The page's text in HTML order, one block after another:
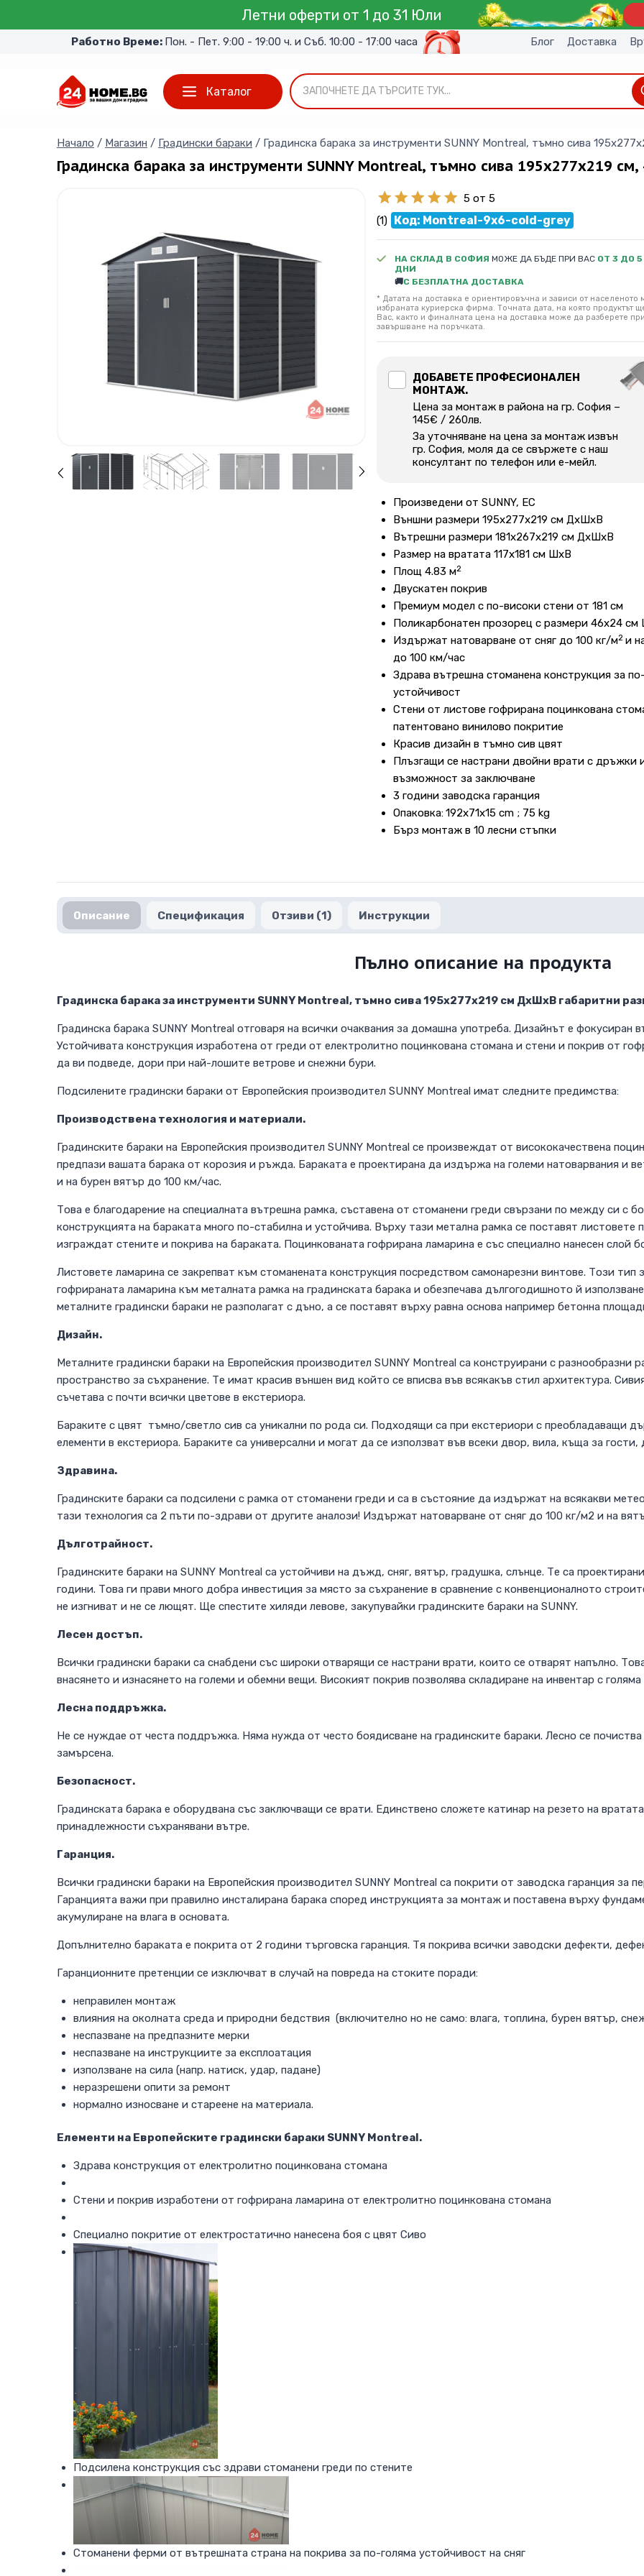
Летни оферти от 1 до 31 Юли
Блог Доставка
Работно Време: Пон. - Пет. 9:00 - 19:00 ч. и Съб. 10:00 - 17:00 часа
Каталог ЗАПОЧНЕТЕ ДА ТЪРСИТЕ ТУК...
Градинска барака за инструменти SUNNY Montreal, тъмно сива 195x277x219 см,
Начало / Магазин / Градински бараки / Градинска барака за инструменти SUNNY Montreal, тъмно сива
5 от 5
(1)
Код: Montreal-9x6-cold-grey
НА СКЛАД В СОФИЯ МОЖЕ ДА БЪДЕ ПРИ ВАС ОТ 3 ДО
ДНИ
🚚С БЕЗПЛАТНА ДОСТАВКА
* Датата на доставка е ориентировъчна и зависи от населеното
избраната куриерска фирма. Точната дата, на която продуктът
Вас, както и финалната цена на доставка може да разберете при
завършване на поръчката.
ДОБАВЕТЕ ПРОФЕСИОНАЛЕН
МОНТАЖ.
Цена за монтаж в района на гр. София –
145€ / 260лв.
За уточняване на цена за монтаж извън
гр. София, моля да се свържете с наш
консултант по телефон или е-мейл.
Произведени от SUNNY, ЕС
Външни размери 195x277x219 см ДхШхВ
Вътрешни размери 181х267х219 см ДхШхВ
Размер на вратата 117х181 см ШхВ
Площ 4.83 м2
Двускатен покрив
Премиум модел с по-високи стени от 181 см
Поликарбонатен прозорец с размери 46х24 см
Издържат натоварване от сняг до 100 кг/м2 и
до 100 км/час
Здрава вътрешна стоманена конструкция за
устойчивост
Стени от листове гофрирана поцинкована
патентовано винилово покритие
Красив дизайн в тъмно сив цвят
Плъзгащи се настрани двойни врати с дръжки
възможност за заключване
3 години заводска гаранция
Опаковка:192x71x15 cm ; 75 kg
Бърз монтаж в 10 лесни стъпки
Описание Спецификация Отзиви (1) Инструкции
Пълно описание на продукта
Градинска барака за инструменти SUNNY Montreal, тъмно сива 195x277x219 см ДхШхВ габаритни
Градинска барака SUNNY Montreal отговаря на всички очаквания за домашна употреба. Дизайнът е фокусиран
Устойчивата конструкция изработена от греди от електролитно поцинкована стомана и стени и покрив от
да ви подведе, дори при най-лошите ветрове и снежни бури.
Подсилените градински бараки от Европейския производител SUNNY Montreal имат следните предимства:
Производствена технология и материали.
Градинските бараки на Европейския производител SUNNY Montreal се произвеждат от висококачествена
предпази вашата барака от корозия и ръжда. Бараката е проектирана да издържа на големи натоварвания и
и на бурен вятър до 100 км/час.
Това е благодарение на специалната вътрешна рамка, съставена от стоманени греди свързани по между си с
конструкцията на бараката много по-стабилна и устойчива. Върху тази метална рамка се поставят листовете
изграждат стените и покрива на бараката. Поцинкованата гофрирана ламарина е със специално нанесен слой
Листовете ламарина се закрепват към стоманената конструкция посредством самонарезни винтове. Този тип
гофрираната ламарина към металната рамка на градинската барака и обезпечава дългогодишното й
металните градински бараки не разполагат с дъно, а се поставят върху равна основа например бетонна
Дизайн.
Металните градински бараки на Европейския производител SUNNY Montreal са конструирани с разнообразни
пространство за съхранение. Те имат красив външен вид който се вписва във всякакъв стил архитектура.
съчетава с почти всички цветове в екстериора.
Бараките с цвят тъмно/светло сив са уникални по рода си. Подходящи са при екстериори с преобладаващи
елементи в екстериора. Бараките са универсални и могат да се използват във всеки двор, вила, къща за гости,
Здравина.
Градинските бараки са подсилени с рамка от стоманени греди и са в състояние да издържат на всякакви
тази технология са 2 пъти по-здрави от другите аналози! Издържат натоварване от сняг до 100 кг/м2 и на
Дълготрайност.
Градинските бараки на SUNNY Montreal са устойчиви на дъжд, сняг, вятър, градушка, слънце. Те са
години. Това ги прави много добра инвестиция за място за съхранение в сравнение с конвенционалното
не изгниват и не се лющят. Ще спестите хиляди левове, закупувайки градинските бараки на SUNNY.
Лесен достъп.
Всички градински бараки са снабдени със широки отварящи се настрани врати, които се отварят напълно.
внасянето и изнасянето на големи и обемни вещи. Високият покрив позволява складиране на инвентар с голяма
Лесна поддръжка.
Не се нуждае от честа поддръжка. Няма нужда от често боядисване на градинските бараки. Лесно се
замърсена.
Безопасност.
Градинската барака е оборудвана със заключващи се врати. Единствено сложете катинар на резето на
принадлежности съхранявани вътре.
Гаранция.
Всички градински бараки на Европейския производител SUNNY Montreal са покрити от заводска гаранция за
Гаранцията важи при правилно инсталирана барака според инструкцията за монтаж и поставена върху
акумулиране на влага в основата.
Допълнително бараката е покрита от 2 години търговска гаранция. Тя покрива всички заводски дефекти,
Гаранционните претенции се изключват в случай на повреда на стоките поради:
неправилен монтаж
влияния на околната среда и природни бедствия (включително но не само: влага, топлина, бурен вятър,
неспазване на предпазните мерки
неспазване на инструкциите за експлоатация
използване на сила (напр. натиск, удар, падане)
неразрешени опити за ремонт
нормално износване и стареене на материала.
Елементи на Европейските градински бараки SUNNY Montreal.
Здрава конструкция от електролитно поцинкована стомана
Стени и покрив изработени от гофрирана ламарина от електролитно поцинкована стомана
Специално покритие от електростатично нанесена боя с цвят Сиво
Подсилена конструкция със здрави стоманени греди по стените
Стоманени ферми от вътрешната страна на покрива за по-голяма устойчивост на сняг